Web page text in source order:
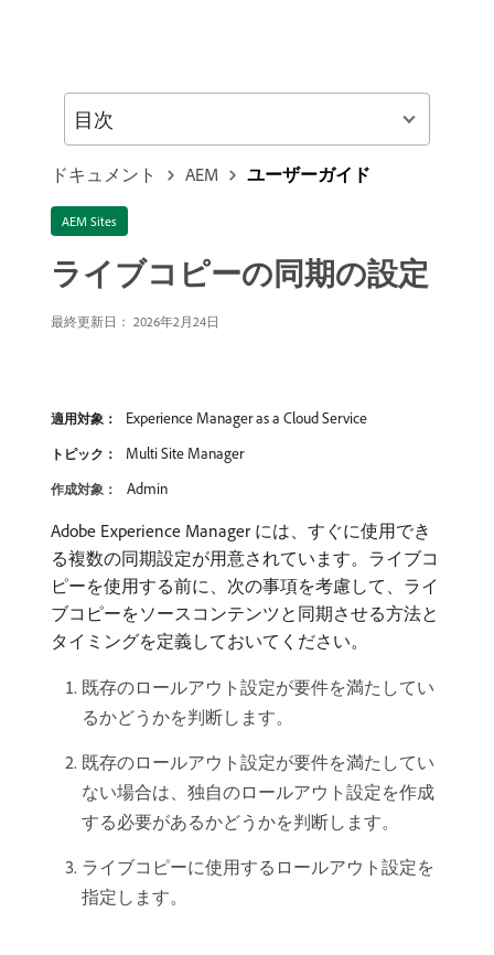
ドキュメント AEM ユーザーガイド
AEM Sites
ライブコピーの同期の設定
最終更新日： 2026年2月24日
適用対象： Experience Manager as a Cloud Service
トピック： Multi Site Manager
作成対象： Admin
Adobe Experience Manager には、すぐに使用でき
る複数の同期設定が用意されています。ライブコ
ピーを使用する前に、次の事項を考慮して、ライ
ブコピーをソースコンテンツと同期させる方法と
タイミングを定義しておいてください。
既存のロールアウト設定が要件を満たしてい
るかどうかを判断します。
既存のロールアウト設定が要件を満たしてい
ない場合は、独自のロールアウト設定を作成
する必要があるかどうかを判断します。
ライブコピーに使用するロールアウト設定を
指定します。
目次